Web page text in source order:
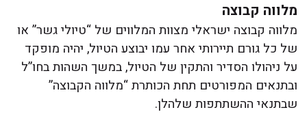
מלווה קבוצה
מלווה קבוצה ישראלי מצוות המלווים של “טיולי גשר” או
של כל גורם תיירותי אחר עמו יבוצע הטיול, יהיה מופקד
על ניהולו הסדיר והתקין של הטיול, במשך השהות בחו”ל
ובתנאים המפורטים תחת הכותרת “מלווה הקבוצה”
שבתנאי ההשתתפות שלהלן.